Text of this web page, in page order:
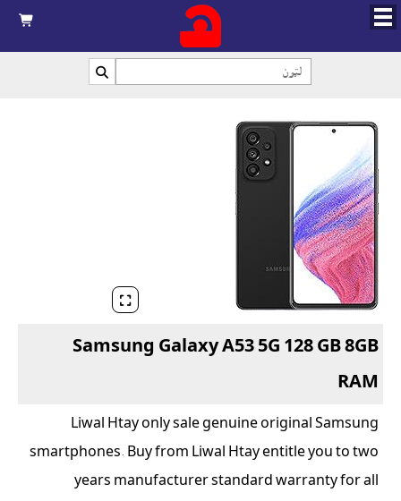



Samsung Galaxy A53 5G 128 GB 8GB
RAM
Liwal Htay only sale genuine original Samsung
smartphones. Buy from Liwal Htay entitle you to two
years manufacturer standard warranty for all